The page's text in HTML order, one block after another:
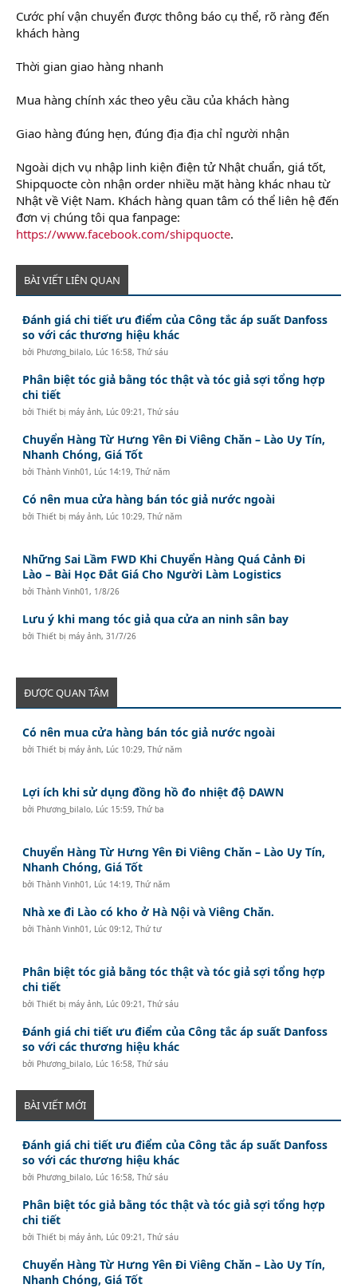
Cước phí vận chuyển được thông báo cụ thể, rõ ràng đến
khách hàng
Thời gian giao hàng nhanh
Mua hàng chính xác theo yêu cầu của khách hàng
Giao hàng đúng hẹn, đúng địa địa chỉ người nhận
Ngoài dịch vụ nhập linh kiện điện tử Nhật chuẩn, giá tốt,
Shipquocte còn nhận order nhiều mặt hàng khác nhau từ
Nhật về Việt Nam. Khách hàng quan tâm có thể liên hệ đến
đơn vị chúng tôi qua fanpage:
https://www.facebook.com/shipquocte.
BÀI VIẾT LIÊN QUAN
Đánh giá chi tiết ưu điểm của Công tắc áp suất Danfoss
so với các thương hiệu khác
bởi Phương_bilalo, Lúc 16:58, Thứ sáu
Phân biệt tóc giả bằng tóc thật và tóc giả sợi tổng hợp
chi tiết
bởiThiết bị máy ảnh, Lúc 09:21, Thứ sáu
Chuyển Hàng Từ Hưng Yên Đi Viêng Chăn – Lào Uy Tín,
Nhanh Chóng, Giá Tốt
bởiThành Vinh01 , Lúc 14:19, Thứ năm
Có nên mua cửa hàng bán tóc giả nước ngoài
bởiThiết bị máy ảnh, Lúc 10:29, Thứ năm
Những Sai Lầm FWD Khi Chuyển Hàng Quá Cảnh Đi
Lào – Bài Học Đắt Giá Cho Người Làm Logistics
bởiThành Vinh01 , 1/8/26
Lưu ý khi mang tóc giả qua cửa an ninh sân bay
bởiThiết bị máy ảnh,31/7/26
ĐƯỢC QUAN TÂM
Có nên mua cửa hàng bán tóc giả nước ngoài
bởiThiết bị máy ảnh, Lúc 10:29, Thứ năm
Lợi ích khi sử dụng đồng hồ đo nhiệt độ DAWN
bởi Phương_bilalo, Lúc 15:59, Thứ ba
Chuyển Hàng Từ Hưng Yên Đi Viêng Chăn – Lào Uy Tín,
Nhanh Chóng, Giá Tốt
bởiThành Vinh01 , Lúc 14:19, Thứ năm
Nhà xe đi Lào có kho ở Hà Nội và Viêng Chăn.
bởiThành Vinh01 , Lúc 09:12, Thứ tư
Phân biệt tóc giả bằng tóc thật và tóc giả sợi tổng hợp
chi tiết
bởiThiết bị máy ảnh, Lúc 09:21, Thứ sáu
Đánh giá chi tiết ưu điểm của Công tắc áp suất Danfoss
so với các thương hiệu khác
bởi Phương_bilalo, Lúc 16:58, Thứ sáu
BÀI VIẾT MỚI
Đánh giá chi tiết ưu điểm của Công tắc áp suất Danfoss
so với các thương hiệu khác
bởi Phương_bilalo, Lúc 16:58, Thứ sáu
Phân biệt tóc giả bằng tóc thật và tóc giả sợi tổng hợp
chi tiết
bởiThiết bị máy ảnh, Lúc 09:21, Thứ sáu
Chuyển Hàng Từ Hưng Yên Đi Viêng Chăn – Lào Uy Tín,
Nhanh Chóng, Giá Tốt